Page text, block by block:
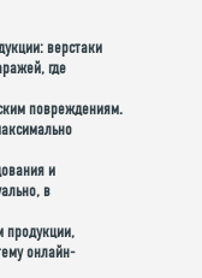
верстаки
где
повреждениям.
и
в
продукции,
онлайн-